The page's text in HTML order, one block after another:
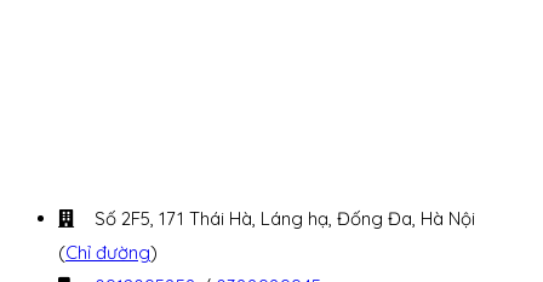
Số 2F5, 171 Thái Hà, Láng hạ, Đống Đa, Hà Nội
(Chỉ đường)